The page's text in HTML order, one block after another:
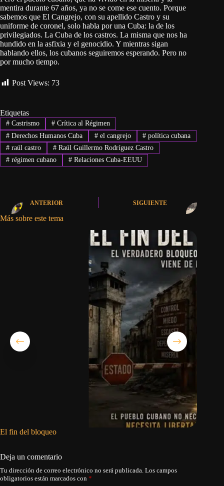
mentira durante 67 años, ya no se come ese cuento. Porque
sabemos que El Cangrejo, con su apellido Castro y su
uniforme de coronel, solo habla por una Cuba: la de los
privilegiados. La Cuba de los castros. La misma que nos ha
hundido en la asfixia y el genocidio. Y mientras sigan
hablando ellos, los cubanos seguiremos esperando. Pero no
por mucho tiempo.
Post Views: 73
Etiquetas
#Castrismo #Crítica al Régimen
#Derechos Humanos Cuba #el cangrejo # política cubana
#raúl castro #Raúl Guillermo Rodríguez Castro
#régimen cubano #Relaciones Cuba-EEUU
ANTERIOR SIGUIENTE
Más sobre este tema
El fin del bloqueo
Deja un comentario
Tu dirección de correo electrónico no será publicada. Los campos
obligatorios están marcados con *